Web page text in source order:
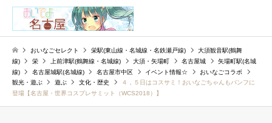
おいなごセレクト 栄駅(東山線・名城線・名鉄瀬戸線)
大須観音駅(鶴舞
線)
栄 上前津駅(鶴舞線・名城線) 大須・矢場町 名古屋城
矢場町駅(名城
線)
名古屋城駅(名城線) 名古屋市中区 イベント情報☆
おいなごコラボ
観光・遊ぶ
遊ぶ 文化・歴史
４，５日はコスサミ！おいなごちゃんもパンフに
登場【名古屋・世界コスプレサミット（WCS2018）】